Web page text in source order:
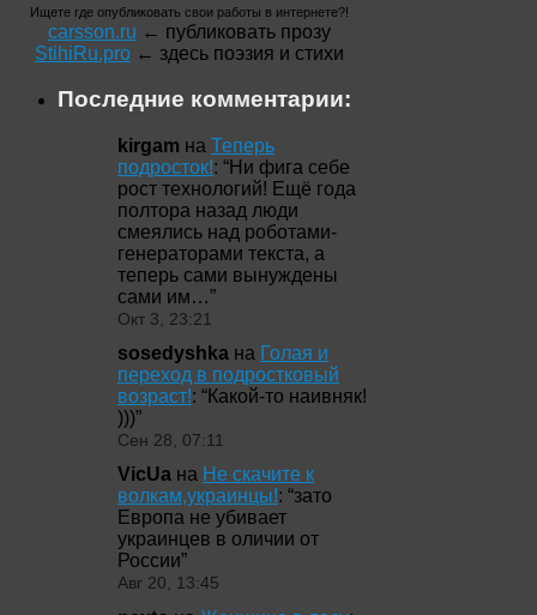
Ищете где опубликовать свои работы в интернете?!
carsson.ru ← публиковать прозу
StihiRu.pro ← здесь поэзия и стихи
Последние комментарии:
kirgam на Теперь
подросток!: “Ни фига себе
рост технологий! Ещё года
полтора назад люди
смеялись над роботами-
генераторами текста, а
теперь сами вынуждены
сами им…”
Окт 3, 23:21
sosedyshka на Голая и
переход в подростковый
возраст!: “Какой-то наивняк!
)))”
Сен 28, 07:11
VicUa на Не скачите к
волкам,украинцы!: “зато
Европа не убивает
украинцев в оличии от
России”
Авг 20, 13:45